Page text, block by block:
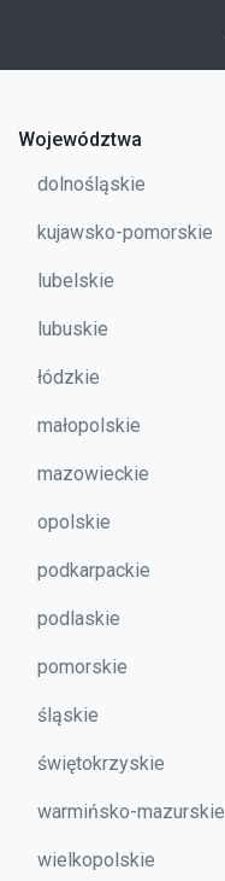
Województwa
dolnośląskie
kujawsko-pomorskie
lubelskie
lubuskie
łódzkie
małopolskie
mazowieckie
opolskie
podkarpackie
podlaskie
pomorskie
śląskie
świętokrzyskie
warmińsko-mazurskie
wielkopolskie